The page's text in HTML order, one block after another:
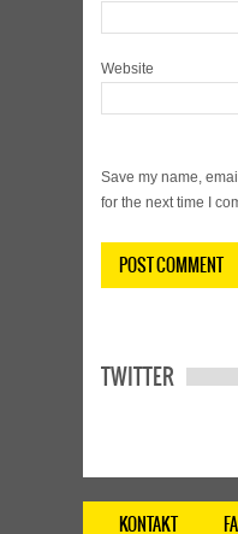
Website
Save my name,
for the next time I
TWITTER
KONTAKT